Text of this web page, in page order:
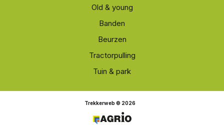
Old & young
Banden
Beurzen
Tractorpulling
Tuin & park
Trekkerweb © 2026